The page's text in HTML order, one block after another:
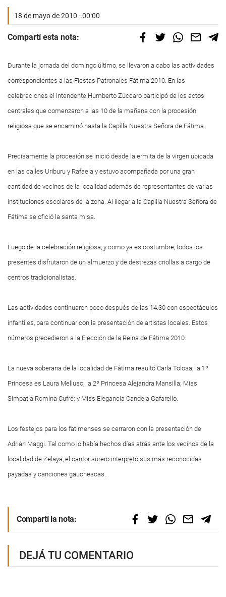
18 de mayo de 2010 - 00:00
Compartí esta nota:
Durante la jornada del domingo último, se llevaron a cabo las actividades
correspondientes a las Fiestas Patronales Fátima 2010. En las
celebraciones el intendente Humberto Zúccaro participó de los actos
centrales que comenzaron a las 10 de la mañana con la procesión
religiosa que se encaminó hasta la Capilla Nuestra Señora de Fátima.
Precisamente la procesión se inició desde la ermita de la virgen ubicada
en las calles Uriburu y Rafaela y estuvo acompañada por una gran
cantidad de vecinos de la localidad además de representantes de varias
instituciones escolares de la zona. Al llegar a la Capilla Nuestra Señora de
Fátima se ofició la santa misa.
Luego de la celebración religiosa, y como ya es costumbre, todos los
presentes disfrutaron de un almuerzo y de destrezas criollas a cargo de
centros tradicionalistas.
Las actividades continuaron poco después de las 14.30 con espectáculos
infantiles, para continuar con la presentación de artistas locales. Estos
números precedieron a la Elección de la Reina de Fátima 2010.
La nueva soberana de la localidad de Fátima resultó Carla Tolosa; la 1º
Princesa es Laura Melluso; la 2º Princesa Alejandra Mansilla; Miss
Simpatía Romina Cufré; y Miss Elegancia Candela Gafarello.
Los festejos para los fatimenses se cerraron con la presentación de
Adrián Maggi. Tal como lo había hechos días atrás ante los vecinos de la
localidad de Zelaya, el cantor surero interpretó sus más reconocidas
payadas y canciones gauchescas.
Compartí la nota:
DEJÁ TU COMENTARIO